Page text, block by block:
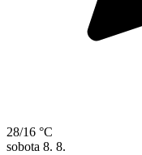
28/16 °C
sobota 8. 8.